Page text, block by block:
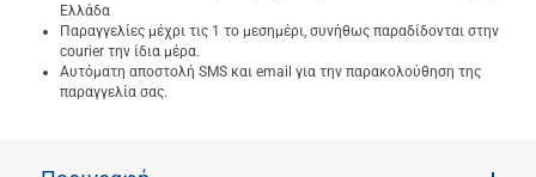
Ελλάδα
Παραγγελίες μέχρι τις 1 το μεσημέρι, συνήθως παραδίδονται στην
courier την ίδια μέρα.
Αυτόματη αποστολή SMS και email για την παρακολούθηση της
παραγγελία σας.